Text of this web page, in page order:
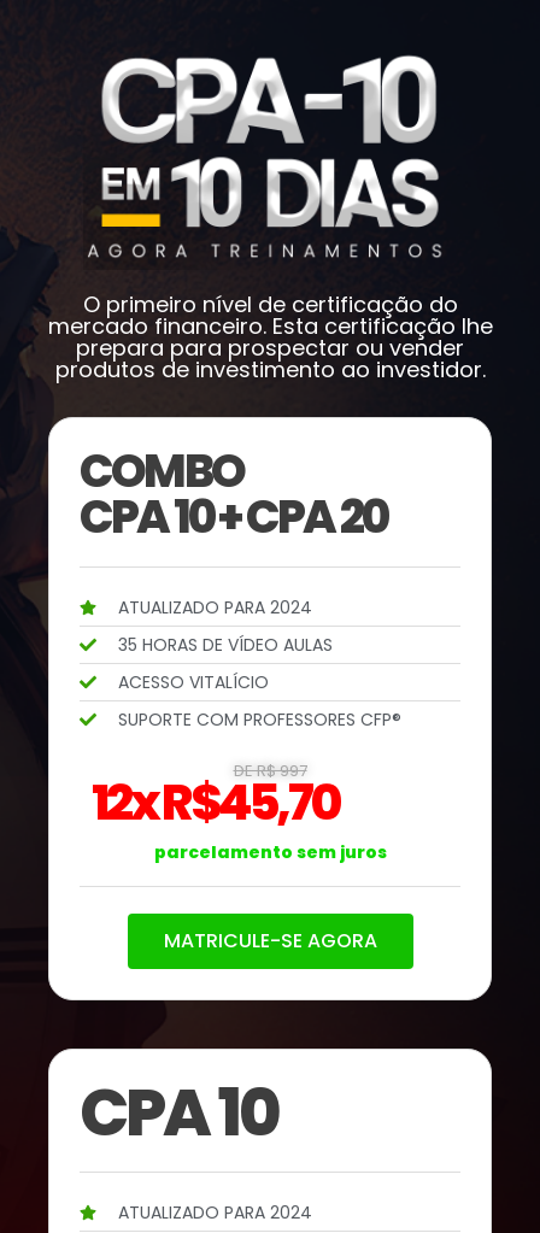
O primeiro nível de certificação do
mercado financeiro. Esta certificação lhe
prepara para prospectar ou vender
produtos de investimento ao investidor.
COMBO
CPA 10 + CPA 20
ATUALIZADO PARA 2024
35 HORAS DE VÍDEO AULAS
ACESSO VITALÍCIO
SUPORTE COM PROFESSORES CFP®
DE R$ 997
12x R$45,70
parcelamento sem juros
MATRICULE-SE AGORA
CPA 10
ATUALIZADO PARA 2024